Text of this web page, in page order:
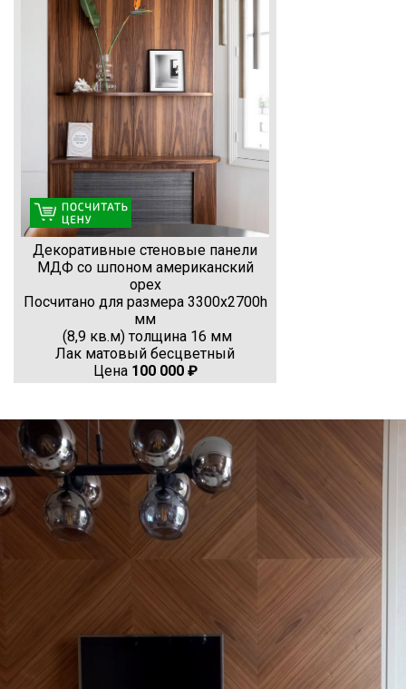
Декоративные стеновые панели
МДФ со шпоном американский
орех
Посчитано для размера 3300х2700h
мм
(8,9 кв.м) толщина 16 мм
Лак матовый бесцветный
Цена100 000 ₽